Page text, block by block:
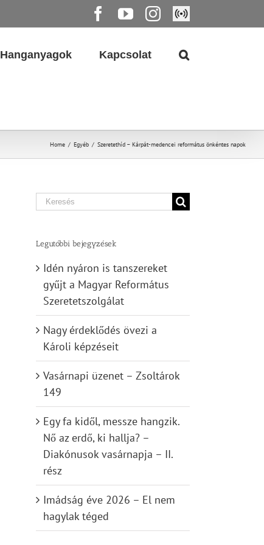
Facebook
YouTube
Instagram
Élő
közvetítés
Hanganyagok Kapcsolat
Home / Egyéb / Szeretethíd – Kárpát-medencei református önkéntes napok
Search
Legutóbbi bejegyzések
Idén nyáron is tanszereket
gyűjt a Magyar Református
Szeretetszolgálat
Nagy érdeklődés övezi a
Károli képzéseit
Vasárnapi üzenet – Zsoltárok
149
Egy fa kidől, messze hangzik.
Nő az erdő, ki hallja? –
Diakónusok vasárnapja – II.
rész
Imádság éve 2026 – El nem
hagylak téged